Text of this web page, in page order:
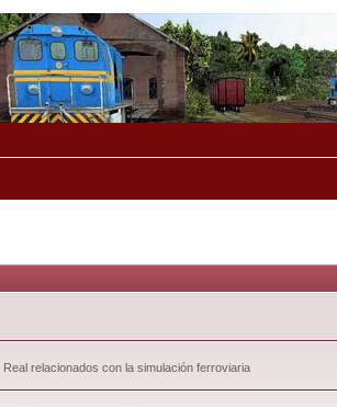
relacionados con la simulación ferroviaria